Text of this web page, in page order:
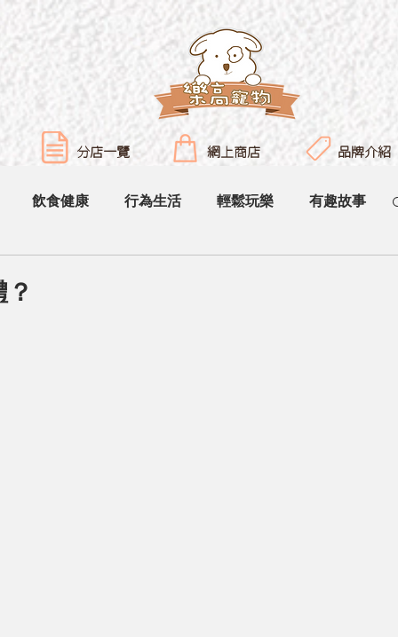
分店一覽 網上商店 品牌介紹
飲食健康 行為生活 輕鬆玩樂 有趣故事